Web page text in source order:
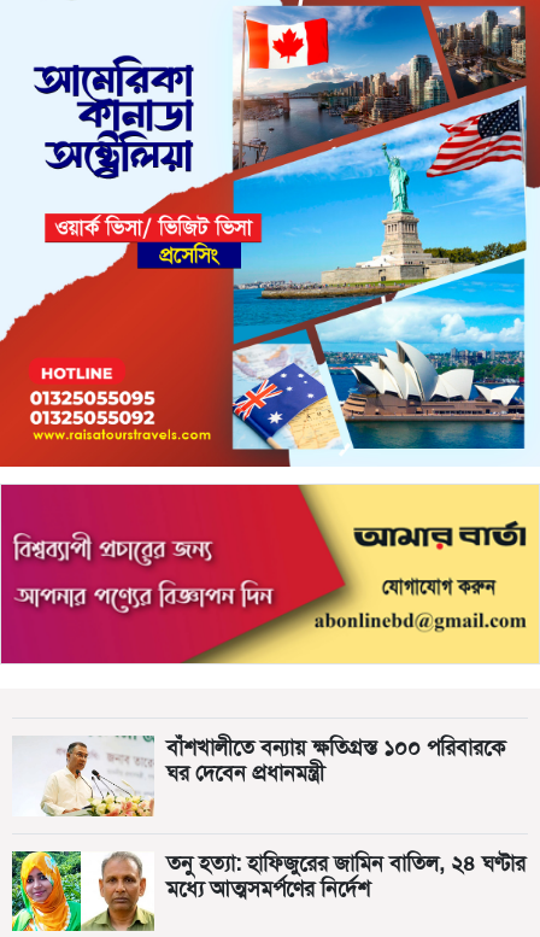
বাঁশখালীতে বন্যায় ক্ষতিগ্রস্ত ১০০ পরিবারকে
ঘর দেবেন প্রধানমন্ত্রী
তনু হত্যা: হাফিজুরের জামিন বাতিল, ২৪ ঘণ্টার
মধ্যে আত্মসমর্পণের নির্দেশ